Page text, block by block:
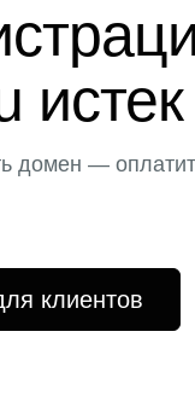
истек
домен —
клиентов